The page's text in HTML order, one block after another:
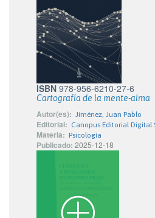
ISBN 978-956-6210-27-6
Cartografía de la mente-alma
Autor(es): Jiménez, Juan Pablo
Editorial: Canopus Editorial Digital
Materia: Psicología
Publicado: 2025-12-18